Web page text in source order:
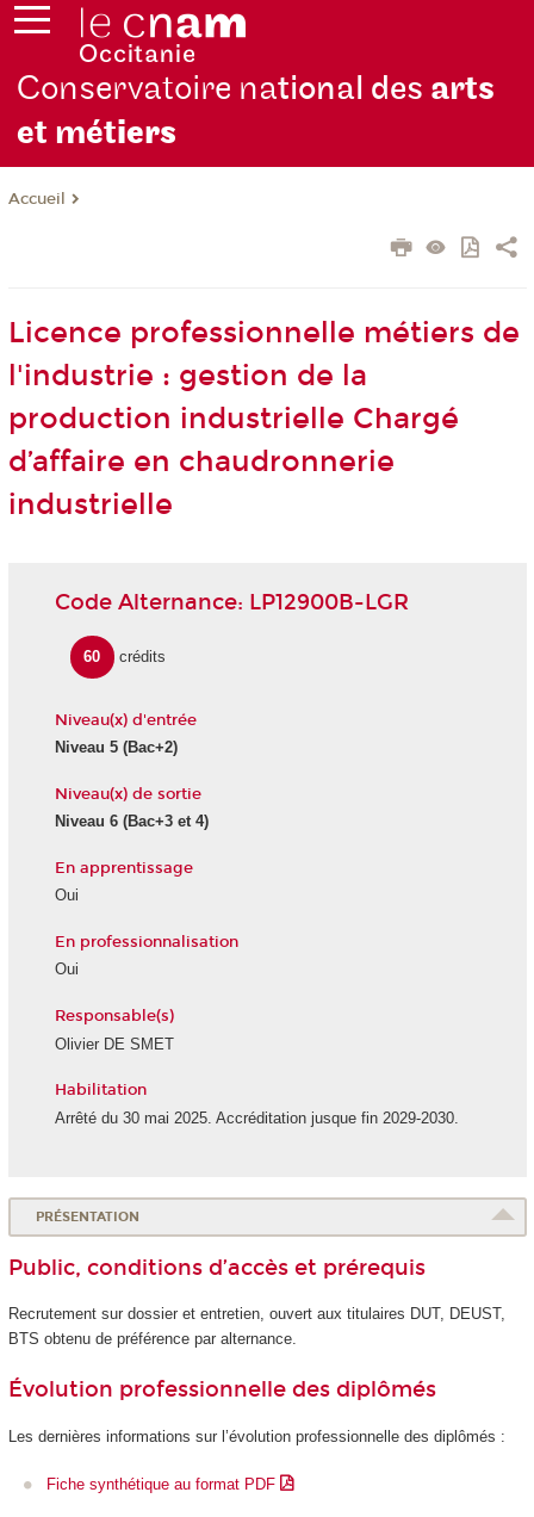
Conservatoire national des arts
et métiers
Accueil
Licence professionnelle métiers de
l'industrie : gestion de la
production industrielle Chargé
d’affaire en chaudronnerie
industrielle
Code Alternance: LP12900B-LGR
60 crédits
Niveau(x) d'entrée
Niveau 5(Bac+2)
Niveau(x) de sortie
Niveau 6(Bac+3 et 4)
En apprentissage
Oui
En professionnalisation
Oui
Responsable(s)
Olivier DE SMET
Habilitation
Arrêté du 30 mai 2025. Accréditation jusque fin 2029-2030.
PRÉSENTATION
Public, conditions d’accès et prérequis
Recrutement sur dossier et entretien, ouvert aux titulaires DUT, DEUST,
BTS obtenu de préférence par alternance.
Évolution professionnelle des diplômés
Les dernières informations sur l’évolution professionnelle des diplômés :
Fiche synthétique au format PDF